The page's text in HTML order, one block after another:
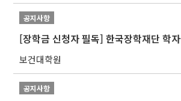
공지사항
보건대학원
공지사항